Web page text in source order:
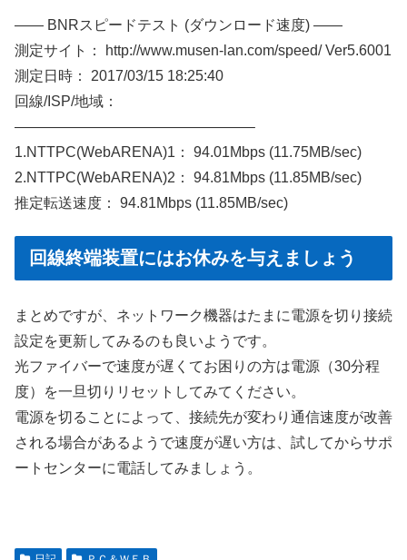
—— BNRスピードテスト (ダウンロード速度) ——
測定サイト： http://www.musen-lan.com/speed/ Ver5.6001
測定日時： 2017/03/15 18:25:40
回線/ISP/地域：
————————————————–
1.NTTPC(WebARENA)1： 94.01Mbps (11.75MB/sec)
2.NTTPC(WebARENA)2： 94.81Mbps (11.85MB/sec)
推定転送速度： 94.81Mbps (11.85MB/sec)
回線終端装置にはお休みを与えましょう
まとめですが、ネットワーク機器はたまに電源を切り接続
設定を更新してみるのも良いようです。
光ファイバーで速度が遅くてお困りの方は電源（30分程
度）を一旦切りリセットしてみてください。
電源を切ることによって、接続先が変わり通信速度が改善
される場合があるようで速度が遅い方は、試してからサポ
ートセンターに電話してみましょう。